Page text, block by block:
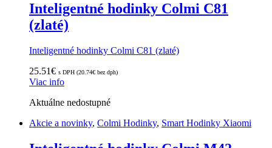
Inteligentné hodinky Colmi C81
(zlaté)
Inteligentné hodinky Colmi C81 (zlaté)
25.51€ s DPH (20.74€ bez dph)
Viac info
Aktuálne nedostupné
Akcie a novinky, Colmi Hodinky, Smart Hodinky Xiaomi